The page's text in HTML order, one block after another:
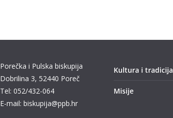
Porečka i Pulska biskupija
Dobrilina 3, 52440 Poreč
Tel: 052/432-064
E-mail: biskupija@ppb.hr
Kultura i tradicija
Misije